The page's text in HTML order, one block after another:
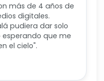
más de 4 años de
digitales.
pudiera dar solo
esperando que me
el cielo".